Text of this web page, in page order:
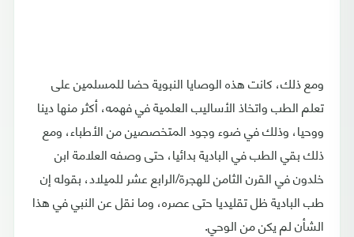
ومع ذلك، كانت هذه الوصايا النبوية حضا للمسلمين على
تعلم الطب واتخاذ الأساليب العلمية في فهمه، أكثر منها دينا
ووحيا، وذلك في ضوء وجود المتخصصين من الأطباء، ومع
ذلك بقي الطب في البادية بدائيا، حتى وصفه العلامة ابن
خلدون في القرن الثامن للهجرة/الرابع عشر للميلاد، بقوله إن
طب البادية ظل تقليديا حتى عصره، وما نقل عن النبي في هذا
الشأن لم يكن من الوحي.